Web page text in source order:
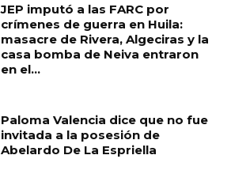
JEP imputó a las FARC por
crímenes de guerra en Huila:
masacre de Rivera, Algeciras y la
casa bomba de Neiva entraron
en el...
Paloma Valencia dice que no fue
invitada a la posesión de
Abelardo De La Espriella